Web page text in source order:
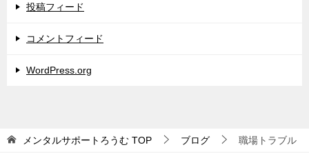
投稿フィード
コメントフィード
WordPress.org
メンタルサポートろうむ TOP ブログ 職場トラブル